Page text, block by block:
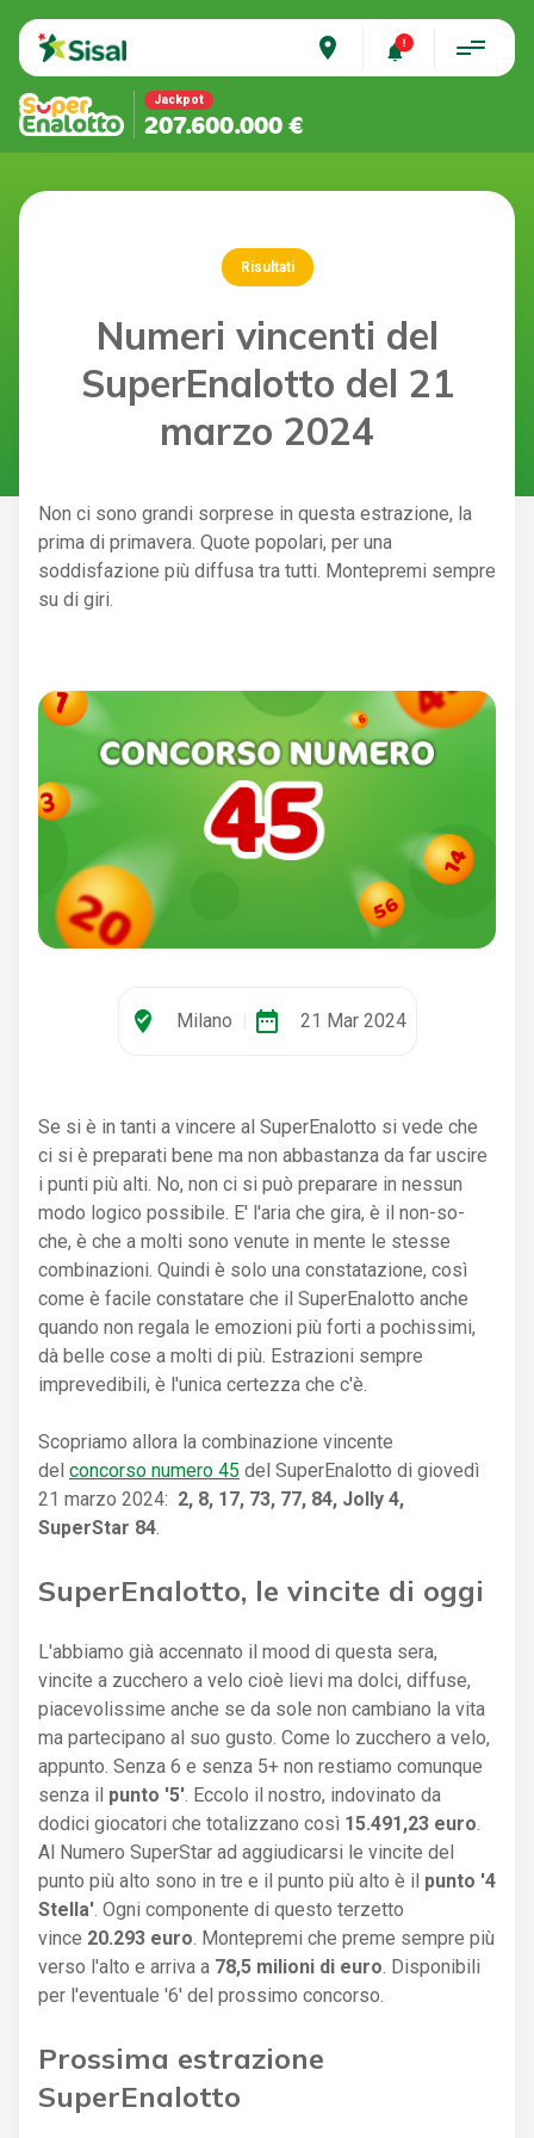
place
Jackpot
207.600.000 €
Risultati
Numeri vincenti del
SuperEnalotto del 21
marzo 2024
Non ci sono grandi sorprese in questa estrazione, la
prima di primavera. Quote popolari, per una
soddisfazione più diffusa tra tutti. Montepremi sempre
su di giri.
where_to_vote Milano date_range 21 Mar 2024
Se si è in tanti a vincere al SuperEnalotto si vede che
ci si è preparati bene ma non abbastanza da far uscire
i punti più alti. No, non ci si può preparare in nessun
modo logico possibile. E' l'aria che gira, è il non-so-
che, è che a molti sono venute in mente le stesse
combinazioni. Quindi è solo una constatazione, così
come è facile constatare che il SuperEnalotto anche
quando non regala le emozioni più forti a pochissimi,
dà belle cose a molti di più. Estrazioni sempre
imprevedibili, è l'unica certezza che c'è.
Scopriamo allora la combinazione vincente
del concorso numero 45 del SuperEnalotto di giovedì
21 marzo 2024: 2, 8, 17, 73, 77, 84, Jolly 4,
SuperStar 84
SuperEnalotto, le vincite di oggi
L'abbiamo già accennato il mood di questa sera,
vincite a zucchero a velo cioè lievi ma dolci, diffuse,
piacevolissime anche se da sole non cambiano la vita
ma partecipano al suo gusto. Come lo zucchero a velo,
appunto. Senza 6 e senza 5+ non restiamo comunque
senza il punto '5' . Eccolo il nostro, indovinato da
dodici giocatori che totalizzano così 15.491,23 euro
Al Numero SuperStar ad aggiudicarsi le vincite del
punto più alto sono in tre e il punto più alto è il punto '4
Stella' . Ogni componente di questo terzetto
vince 20.293 euro . Montepremi che preme sempre più
verso l'alto e arriva a 78,5 milioni di euro . Disponibili
per l'eventuale '6' del prossimo concorso.
Prossima estrazione
SuperEnalotto